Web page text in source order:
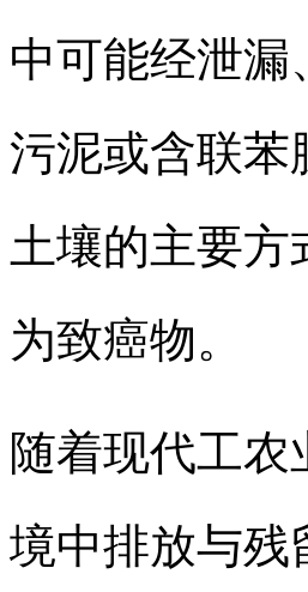
中可能经泄漏
污泥或含联苯
土壤的主要
为致癌物。
随着现代工
境中排放与残